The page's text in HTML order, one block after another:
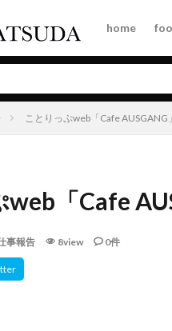
home
ことりっぷweb「Cafe AUSGANG」
「Cafe
事報告 8view 0件